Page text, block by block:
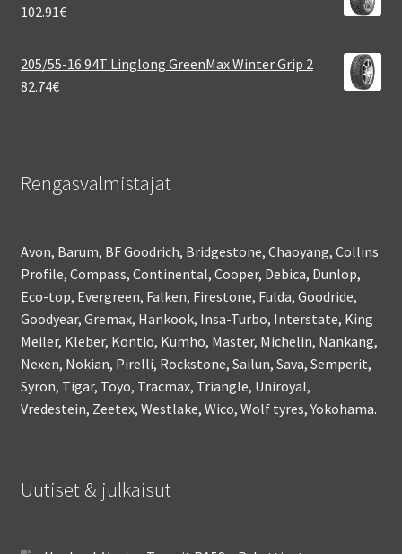
102.91€
205/55-16 94T Linglong GreenMax Winter Grip 2
82.74€
Rengasvalmistajat
Avon, Barum, BF Goodrich, Bridgestone, Chaoyang, Collins
Profile, Compass, Continental, Cooper, Debica, Dunlop,
Eco-top, Evergreen, Falken, Firestone, Fulda, Goodride,
Goodyear, Gremax, Hankook, Insa-Turbo, Interstate, King
Meiler, Kleber, Kontio, Kumho, Master, Michelin, Nankang,
Nexen, Nokian, Pirelli, Rockstone, Sailun, Sava, Semperit,
Syron, Tigar, Toyo, Tracmax, Triangle, Uniroyal,
Vredestein, Zeetex, Westlake, Wico, Wolf tyres, Yokohama.
Uutiset & julkaisut